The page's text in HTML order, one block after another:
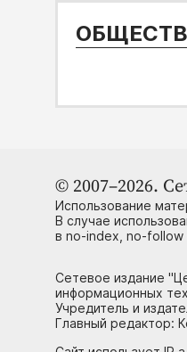
© 2007–2026.
Использование
В случае
в no-index, no-follow
Сетевое издание
информационных
Учредитель и
Главный редактор: